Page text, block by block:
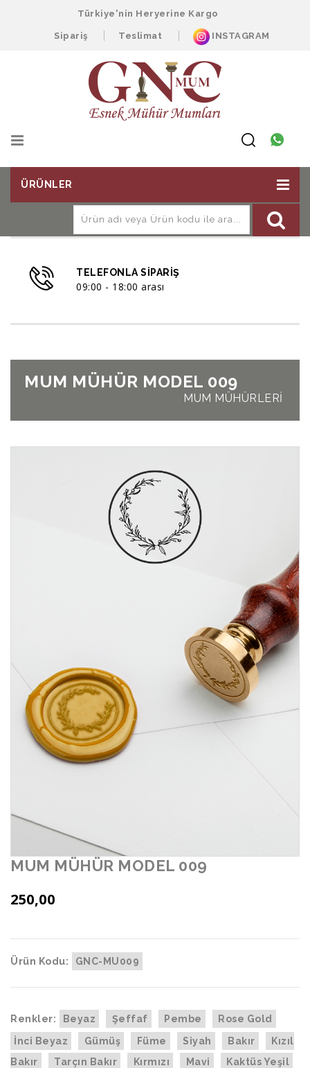
Türkiye'nin Heryerine Kargo
Sipariş Teslimat INSTAGRAM
ÜRÜNLER
TELEFONLA SIPARIŞ
09:00 - 18:00 arası
MUM MÜHÜR MODEL 009
MUM MÜHÜRLERİ
MUM MÜHÜR MODEL 009
250,00
Ürün Kodu: GNC-MU009
Renkler: Beyaz Şeffaf Pembe
Rose Gold
İnci Beyaz
Gümüş Füme Siyah Bakır
Kızıl
Bakır
Tarçın Bakır Kırmızı Mavi
Kaktüs Yeşil